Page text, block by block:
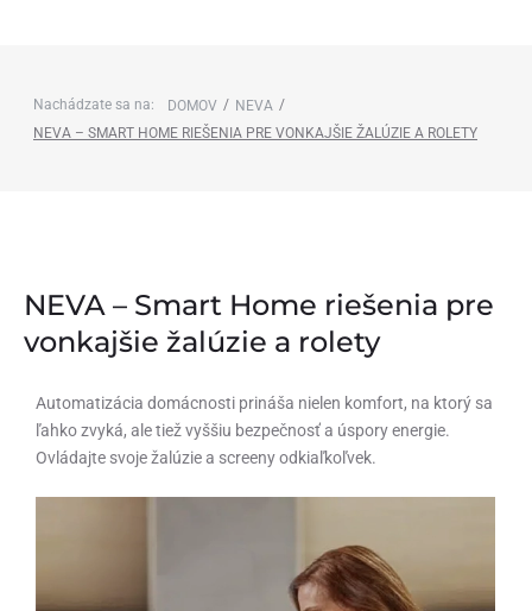
Nachádzate sa na: DOMOV / NEVA /
NEVA – SMART HOME RIEŠENIA PRE VONKAJŠIE ŽALÚZIE A ROLETY
NEVA – Smart Home riešenia pre
vonkajšie žalúzie a rolety
Automatizácia domácnosti prináša nielen komfort, na ktorý sa
ľahko zvyká, ale tiež vyššiu bezpečnosť a úspory energie.
Ovládajte svoje žalúzie a screeny odkiaľkoľvek.